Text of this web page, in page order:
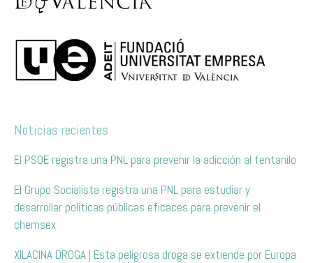
Noticias recientes
El PSOE registra una PNL para prevenir la adicción al fentanilo
El Grupo Socialista registra una PNL para estudiar y
desarrollar políticas públicas eficaces para prevenir el
chemsex
XILACINA DROGA | Esta peligrosa droga se extiende por Europa